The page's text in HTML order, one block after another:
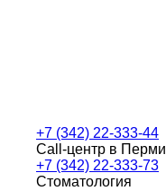
+7 (342) 22-333-44
Call-центр в Перми
+7 (342) 22-333-73
Стоматология